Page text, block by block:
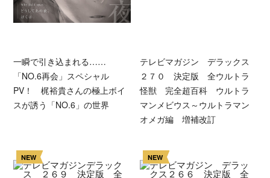
一瞬で引き込まれる……
「NO.6再会」スペシャル
PV！ 梶裕貴さんの極上ボイ
スが誘う「NO.6」の世界
テレビマガジン デラックス
２７０ 決定版 全ウルトラ
怪獣 完全超百科 ウルトラ
マンメビウス～ウルトラマン
オメガ編 増補改訂
NEW NEW